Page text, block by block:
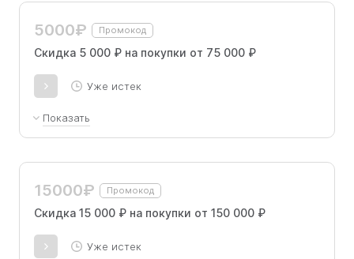
5000₽ Промокод
Скидка 5 000 ₽ на покупки от 75 000 ₽
Уже истек
Показать
промокоду.
15000₽ Промокод
Скидка 15 000 ₽ на покупки от 150 000 ₽
Уже истек